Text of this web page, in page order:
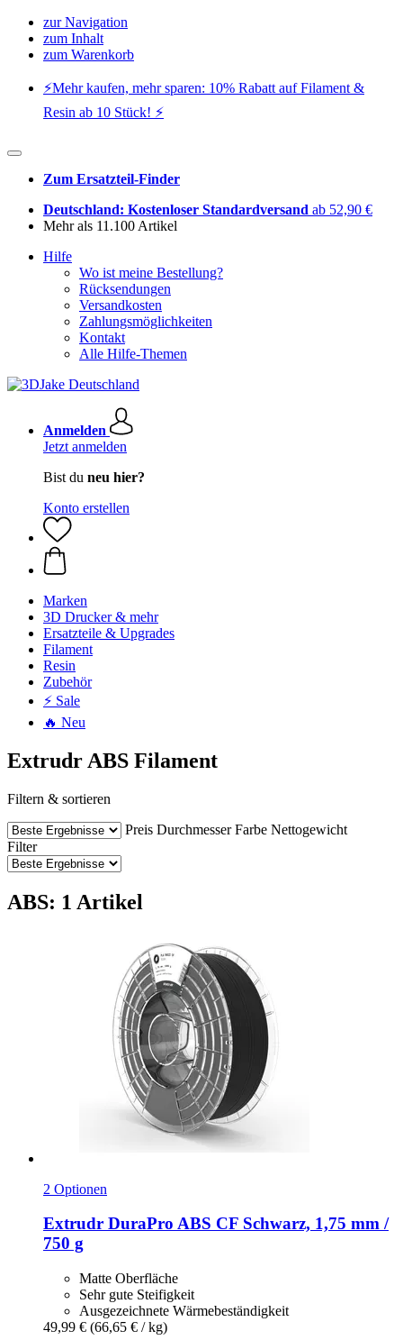
zur Navigation
zum Inhalt
zum Warenkorb
⚡️Mehr kaufen, mehr sparen: 10% Rabatt auf Filament &
Resin ab 10 Stück! ⚡️
Zum Ersatzteil-Finder
Deutschland: Kostenloser Standardversand ab 52,90 €
Mehr als 11.100 Artikel
Hilfe
Wo ist meine Bestellung?
Rücksendungen
Versandkosten
Zahlungsmöglichkeiten
Kontakt
Alle Hilfe-Themen
Anmelden
Jetzt anmelden
Bist du neu hier?
Konto erstellen
Marken
3D Drucker & mehr
Ersatzteile & Upgrades
Filament
Resin
Zubehör
⚡ Sale
🔥 Neu
Extrudr ABS Filament
Filtern & sortieren
Preis Durchmesser Farbe Nettogewicht
Filter
ABS: 1 Artikel
2 Optionen
Extrudr DuraPro ABS CF Schwarz, 1,75 mm /
750 g
Matte Oberfläche
Sehr gute Steifigkeit
Ausgezeichnete Wärmebeständigkeit
49,99 € (66,65 € / kg)